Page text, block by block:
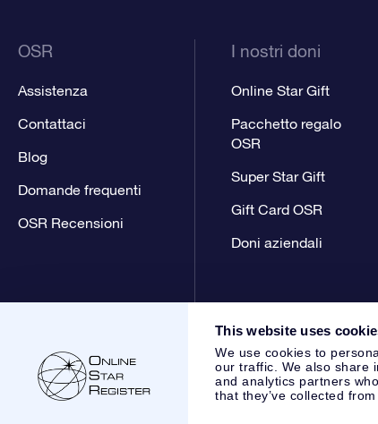
This website uses
We use cookies to
our traffic. We also share
and analytics partners
that they’ve collected
OSR
Assistenza
Contattaci
Blog
Domande frequenti
OSR Recensioni
I nostri doni
Online Star Gift
Pacchetto regalo
OSR
Super Star Gift
Gift Card OSR
Doni aziendali